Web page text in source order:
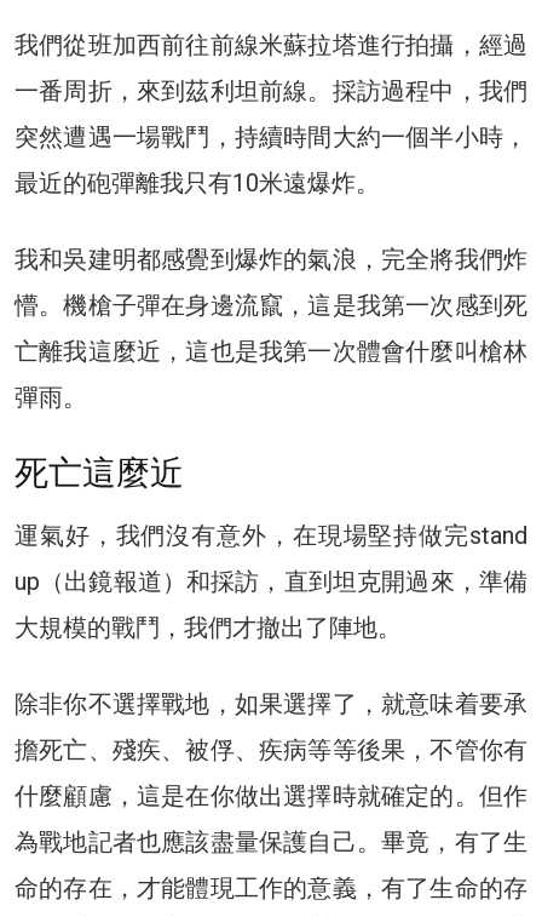
我們從班加西前往前線米蘇拉塔進行拍攝，經過
一番周折，來到茲利坦前線。採訪過程中，我們
突然遭遇一場戰鬥，持續時間大約一個半小時，
最近的砲彈離我只有10米遠爆炸。
我和吳建明都感覺到爆炸的氣浪，完全將我們炸
懵。機槍子彈在身邊流竄，這是我第一次感到死
亡離我這麼近，這也是我第一次體會什麼叫槍林
彈雨。
死亡這麼近
運氣好，我們沒有意外，在現場堅持做完stand
up（出鏡報道）和採訪，直到坦克開過來，準備
大規模的戰鬥，我們才撤出了陣地。
除非你不選擇戰地，如果選擇了，就意味着要承
擔死亡、殘疾、被俘、疾病等等後果，不管你有
什麼顧慮，這是在你做出選擇時就確定的。但作
為戰地記者也應該盡量保護自己。畢竟，有了生
命的存在，才能體現工作的意義，有了生命的存